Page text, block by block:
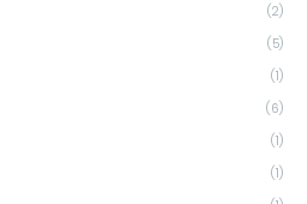
(2)
(5)
(1)
(6)
(1)
(1)